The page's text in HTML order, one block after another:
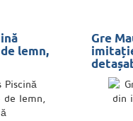
lemn,
Gre